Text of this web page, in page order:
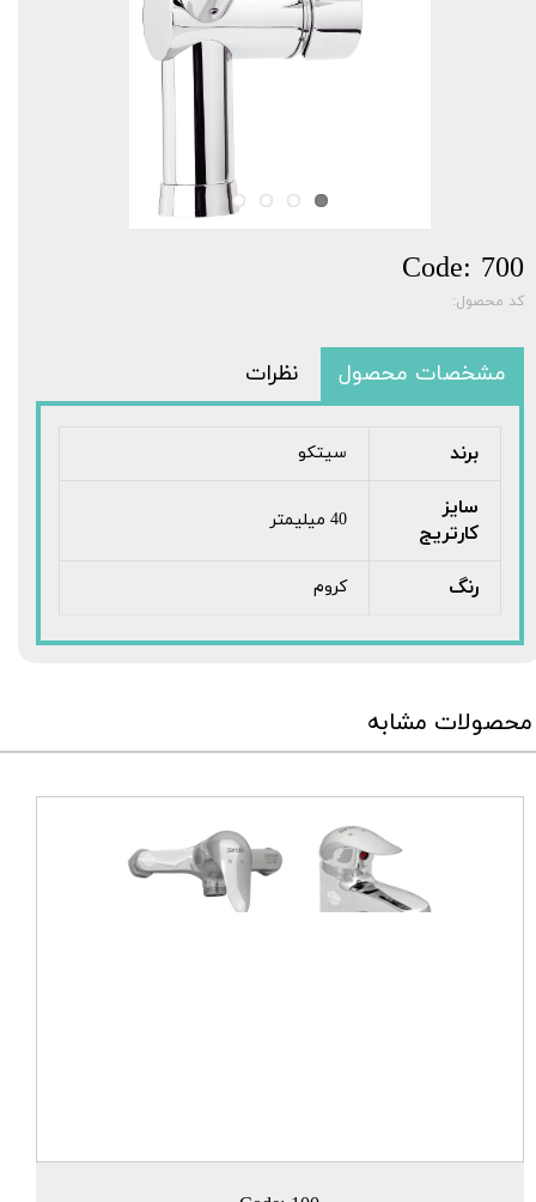
Code: 700
کد محصول:
مشخصات محصول نظرات
برند سیتکو
سایز
کارتریج
40 میلیمتر
رنگ کروم
محصولات مشابه